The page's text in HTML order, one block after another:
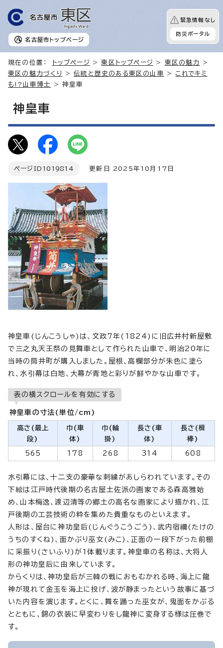
名古屋市 トップページ
緊急情報なし
防災ポータル
現在の位置： トップページ > 東区トップページ > 東区の魅力
>
東区の魅力づくり
>伝統と歴史のある東区の山車 > これでキミ
も!?山車博士
> 神皇車
神皇車
ページID 1019814 更新日 2025年10月17日
神皇車(じんこうしゃ)は、文政7年(1824)に旧広井村新屋敷
で三之丸天王祭の見舞車として作られた山車で、明治20年に
当時の筒井町が購入しました。屋根、高欄部分が朱色に塗ら
れ、水引幕は白地、大幕が青地と彩りが鮮やかな山車です。
表の横スクロールを有効にする
神皇車の寸法(単位/cm)
高さ(最上
段)
巾(車
体)
巾(輪
掛)
長さ(車
体)
長さ(楫
棒)
565 178 268 314 608
水引幕には、十二支の豪華な刺繍があしらわれています。その
下絵は江戸時代後期の名古屋土佐派の画家である森高雅始
め、山本梅逸、渡辺清等の郷土の高名な画家により描かれ、江
戸後期の工芸技術の粋を集めた貴重なものといえます。
人形は、屋台に神功皇后(じんぐうこうごう)、武内宿禰(たけの
うちのすくね)、面かぶり巫女(みこ)、正面の一段下がった前棚
に采振り(さいふり)が1体載ります。神皇車の名称は、大将人
形の神功皇后に由来しています。
からくりは、神功皇后が三韓の戦におもむかれる時、海上に龍
神が現れて金玉を海上に投げ、波が静まったという故事に基づ
いた内容を演じます。とくに、舞を踊った巫女が、鬼面をかぶる
とともに、錦の衣装に早変わりをし龍神に変身する様は圧巻で
す。